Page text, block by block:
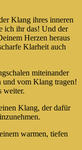
Klang ihres inneren
ich ihr das! Und der
Herzen heraus
Klarheit auch
miteinander
und vom Klang tragen!
weiter.
Klang, der dafür
warmen, tiefen